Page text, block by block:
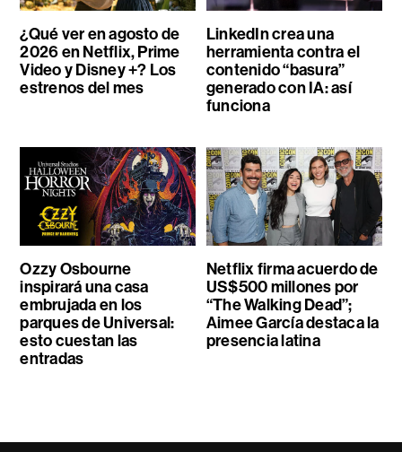
¿Qué ver en agosto de
2026 en Netflix, Prime
Video y Disney +? Los
estrenos del mes
LinkedIn crea una
herramienta contra el
contenido “basura”
generado con IA: así
funciona
Ozzy Osbourne
inspirará una casa
embrujada en los
parques de Universal:
esto cuestan las
entradas
Netflix firma acuerdo de
US$500 millones por
“The Walking Dead”;
Aimee García destaca la
presencia latina